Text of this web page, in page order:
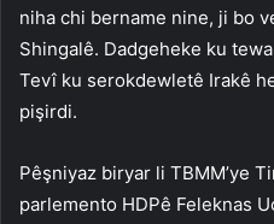
niha chi bername nine, ji bo
Shingalê. Dadgeheke ku
Tevî ku serokdewletê Irakê
pişirdi.
Pêşniyaz biryar li TBMM’ye
parlemento HDPê Feleknas